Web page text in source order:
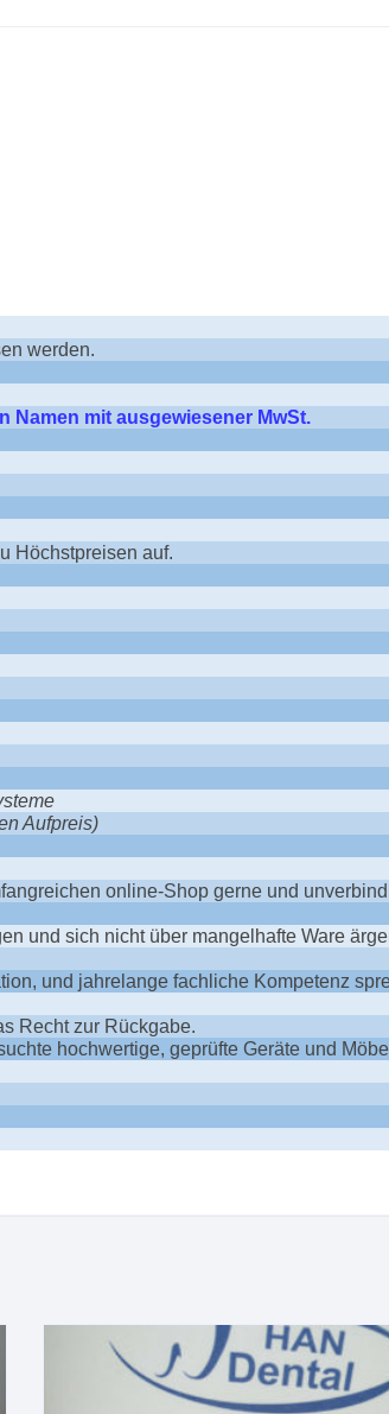
werden.
Namen mit ausgewiesener MwSt.
Höchstpreisen auf.
Aufpreis)
online-Shop gerne und
und sich nicht über mangelhafte Ware
und jahrelange fachliche Kompetenz
Recht zur Rückgabe.
hochwertige, geprüfte Geräte und